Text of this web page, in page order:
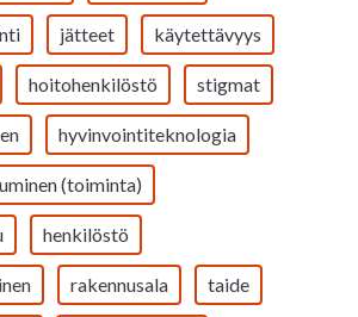
jätteet käytettävyys
hoitohenkilöstö stigmat
hyvinvointiteknologia
(toiminta)
henkilöstö
rakennusala taide